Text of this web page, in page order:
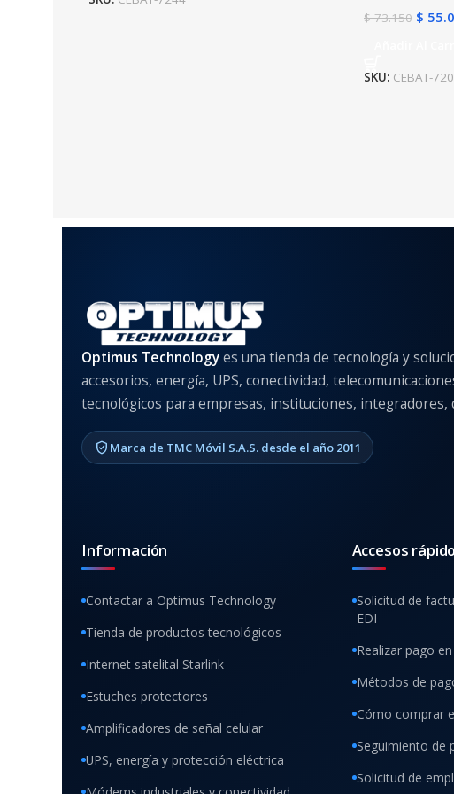
$73.150 $
SKU: CEBAT-
Optimus Technologyes una tienda de tecnología y
accesorios, energía, UPS, conectividad,
tecnológicos para empresas, instituciones,
Marca de TMC Móvil S.A.S. desde el año 2011
Información
Contactar a Optimus Technology
Tienda de productos tecnológicos
Internet satelital Starlink
Estuches protectores
Amplificadores de señal celular
UPS, energía y protección eléctrica
Accesos
Solicitud de
EDI
Realizar pago
Métodos de
Cómo comprar
Seguimiento de
Solicitud de